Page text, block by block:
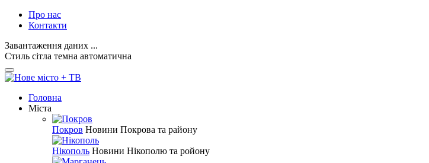
Про нас
Контакти
Завантаження даних ...
Стиль сітла темна автоматична
Головна
Міста
Покров Новини Покрова та району
Нікополь Новини Нікополю та ройону